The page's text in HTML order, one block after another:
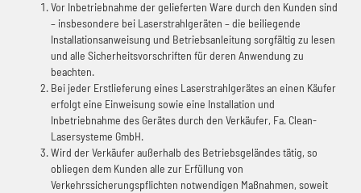
Vor Inbetriebnahme der gelieferten Ware durch den Kunden sind
– insbesondere bei Laserstrahlgeräten – die beiliegende
Installationsanweisung und Betriebsanleitung sorgfältig zu lesen
und alle Sicherheitsvorschriften für deren Anwendung zu
beachten.
Bei jeder Erstlieferung eines Laserstrahlgerätes an einen Käufer
erfolgt eine Einweisung sowie eine Installation und
Inbetriebnahme des Gerätes durch den Verkäufer, Fa. Clean-
Lasersysteme GmbH.
Wird der Verkäufer außerhalb des Betriebsgeländes tätig, so
obliegen dem Kunden alle zur Erfüllung von
Verkehrssicherungspflichten notwendigen Maßnahmen, soweit